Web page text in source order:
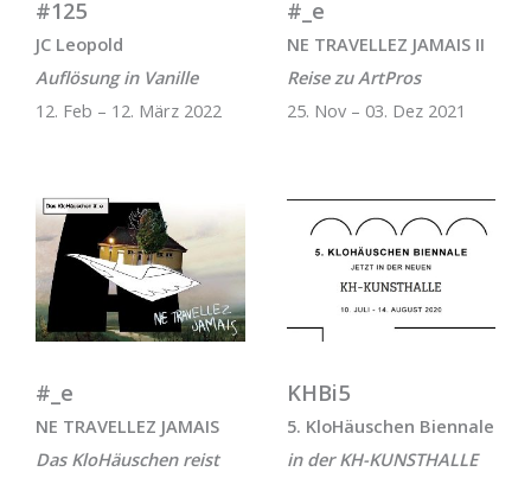
#125
JC Leopold
Auflösung in Vanille
12. Feb – 12. März 2022
#_e
NE TRAVELLEZ JAMAIS II
Reise zu ArtPros
25. Nov – 03. Dez 2021
#_e
NE TRAVELLEZ JAMAIS
Das KloHäuschen reist
KHBi5
5. KloHäuschen Biennale
in der KH-KUNSTHALLE